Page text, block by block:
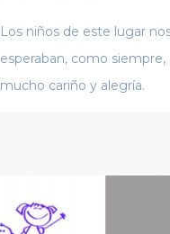
Los niños de este lugar
esperaban, como siempre,
mucho cariño y alegría.